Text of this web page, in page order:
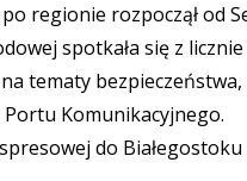
regionie rozpoczął od
spotkała się z licznie
tematy bezpieczeństwa,
Komunikacyjnego.
do